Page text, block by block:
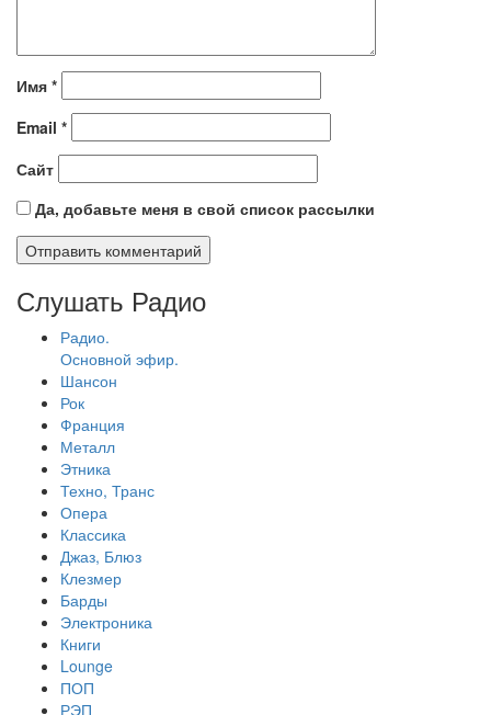
Имя *
Email *
Сайт
Да, добавьте меня в свой список рассылки
Слушать Радио
Радио.
Основной эфир.
Шансон
Рок
Франция
Металл
Этника
Техно, Транс
Опера
Классика
Джаз, Блюз
Клезмер
Барды
Электроника
Книги
Lounge
ПОП
РЭП